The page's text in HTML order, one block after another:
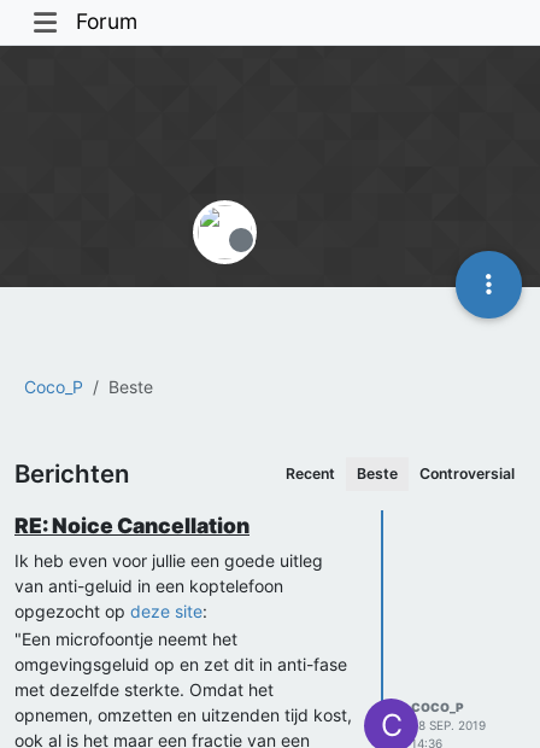
Forum
Coco_P Beste
Offline
Berichten Recent Beste Controversial
RE: Noice Cancellation
Ik heb even voor jullie een goede uitleg
van anti-geluid in een koptelefoon
opgezocht op deze site:
"Een microfoontje neemt het
omgevingsgeluid op en zet dit in anti-fase
met dezelfde sterkte. Omdat het
opnemen, omzetten en uitzenden tijd kost,
ook al is het maar een fractie van een
C
COCO_P
28 SEP. 2019
14:36